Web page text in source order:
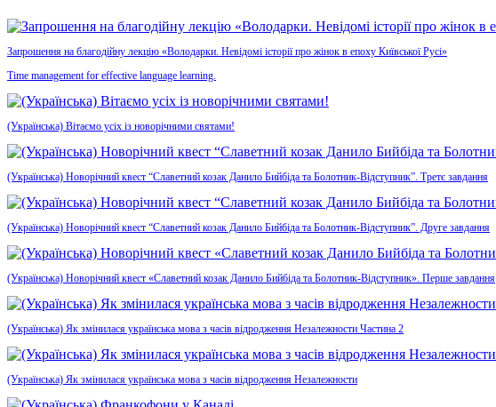
Запрошення на благодійну лекцію «Володарки. Невідомі історії про жінок в епоху Київської Русі»
Time management for effective language learning.
(Українська) Вітаємо усіх із новорічними святами!
(Українська) Новорічний квест “Славетний козак Данило Бийбіда та Болотник-Відступник”. Третє завдання
(Українська) Новорічний квест “Славетний козак Данило Бийбіда та Болотник-Відступник”. Друге завдання
(Українська) Новорічний квест «Славетний козак Данило Бийбіда та Болотник-Відступник». Перше завдання
(Українська) Як змінилася українська мова з часів відродження Незалежности Частина 2
(Українська) Як змінилася українська мова з часів відродження Незалежности